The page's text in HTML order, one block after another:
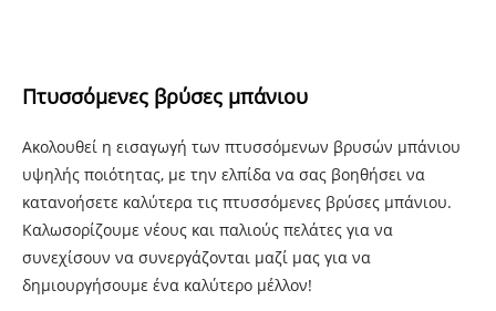
Πτυσσόμενες βρύσες μπάνιου
Ακολουθεί η εισαγωγή των πτυσσόμενων βρυσών μπάνιου
υψηλής ποιότητας, με την ελπίδα να σας βοηθήσει να
κατανοήσετε καλύτερα τις πτυσσόμενες βρύσες μπάνιου.
Καλωσορίζουμε νέους και παλιούς πελάτες για να
συνεχίσουν να συνεργάζονται μαζί μας για να
δημιουργήσουμε ένα καλύτερο μέλλον!